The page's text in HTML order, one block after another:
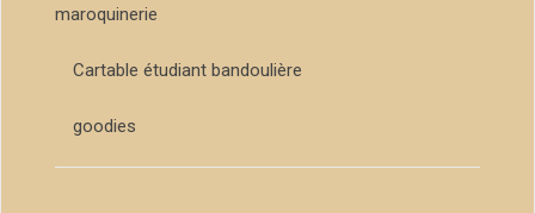
maroquinerie
Cartable étudiant bandoulière
goodies